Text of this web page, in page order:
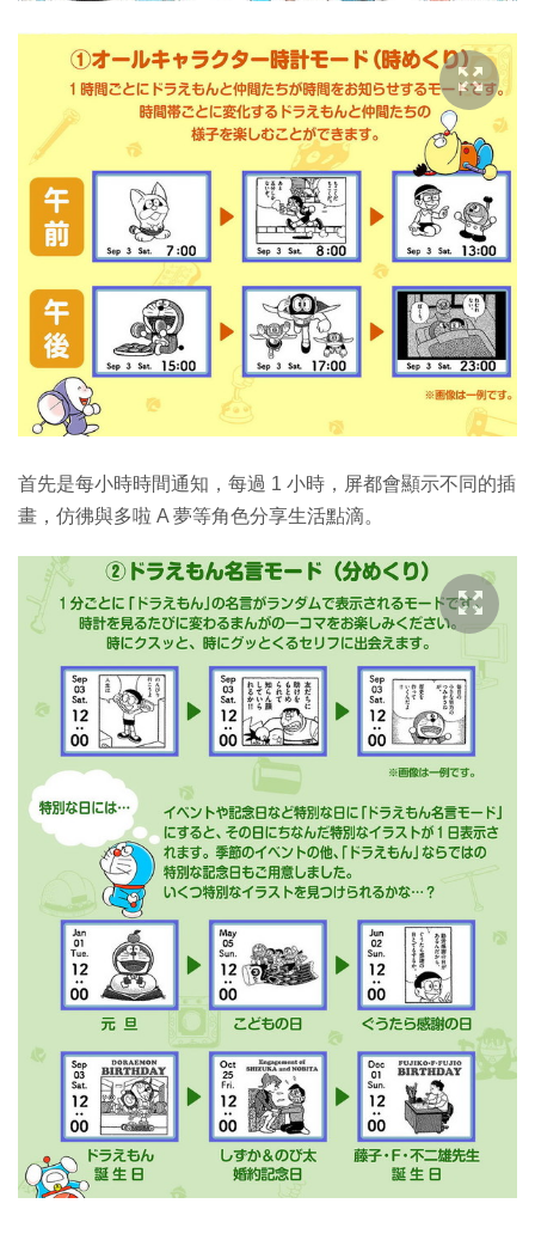
首先是每小時時間通知，每過 1 小時，屏都會顯示不同的插
畫，仿彿與多啦 A 夢等角色分享生活點滴。